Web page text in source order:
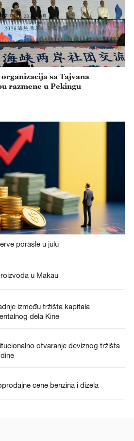
sa Tajvana
razmene u Pekingu
porasle u julu
u Makau
između tržišta kapitala
dela Kine
otvaranje deviznog tržišta
cene benzina i dizela